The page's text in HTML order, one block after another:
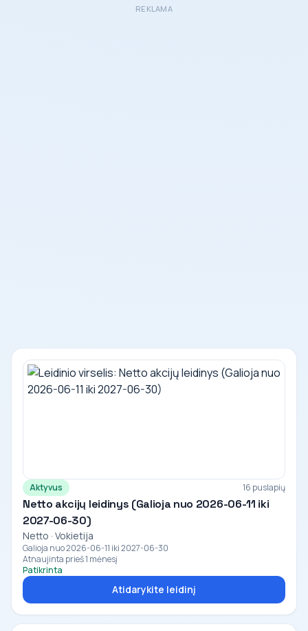
REKLAMA
Aktyvus 16 puslapių
Netto akcijų leidinys (Galioja nuo 2026-06-11 iki
2027-06-30)
Netto · Vokietija
Galioja nuo 2026-06-11 iki 2027-06-30
Atnaujinta prieš 1 mėnesį
Patikrinta
Atidarykite leidinį